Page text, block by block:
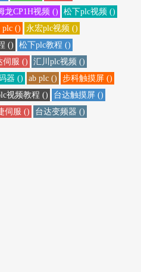
龙CP1H视频 ()
松下plc视频 ()
plc ()
永宏plc视频 ()
()
松下plc教程 ()
伺服 ()
汇川plc视频 ()
器 () ab plc ()
步科触摸屏 ()
视频教程 ()
台达触摸屏 ()
伺服 ()
台达变频器 ()